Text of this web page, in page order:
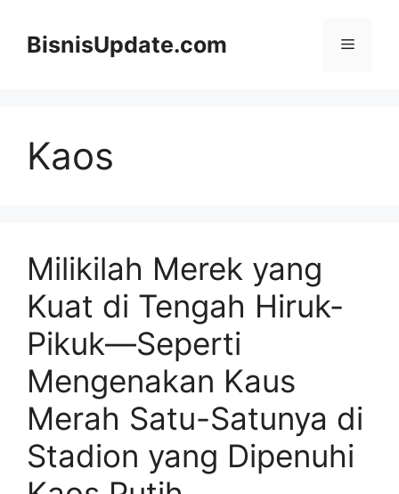
BisnisUpdate.com Menu
Kaos
Milikilah Merek yang
Kuat di Tengah Hiruk-
Pikuk—Seperti
Mengenakan Kaus
Merah Satu-Satunya di
Stadion yang Dipenuhi